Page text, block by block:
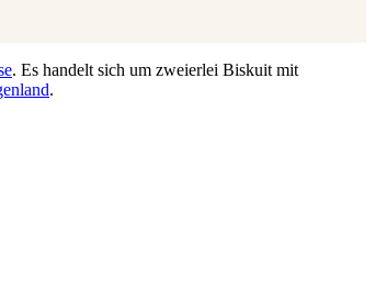
. Es handelt sich um zweierlei Biskuit mit
.